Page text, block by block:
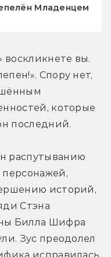
Младенцем
воскликнете вы.
Спору нет,
которые
последний.
распутыванию
персонажей,
историй,
Стэна
Билла Шифра
Зус преодолел
исправилась.